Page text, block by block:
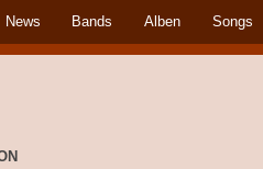
News Bands Alben Songs